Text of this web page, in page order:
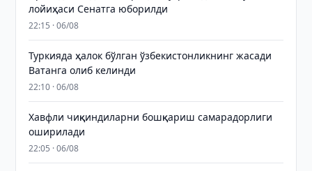
лойиҳаси Сенатга юборилди
22:15 · 06/08
Туркияда ҳалок бўлган ўзбекистонликнинг жасади
Ватанга олиб келинди
22:10 · 06/08
Хавфли чиқиндиларни бошқариш самарадорлиги
оширилади
22:05 · 06/08